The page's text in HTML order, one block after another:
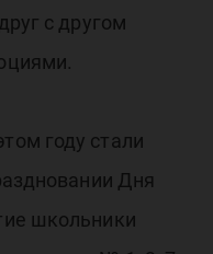
с другом
году стали
Дня
школьники